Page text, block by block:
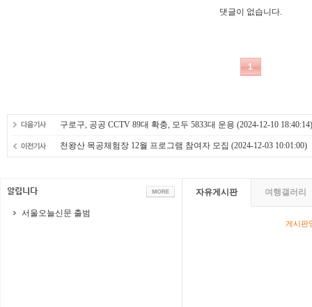
구로구, 공공 CCTV 89대 확충, 모두 5833대 운용 (2024-12-10 18:40:14)
천왕산 목공체험장 12월 프로그램 참여자 모집 (2024-12-03 10:01:00)
서울오늘신문 출범
자유게시판 여행갤러리
게시판